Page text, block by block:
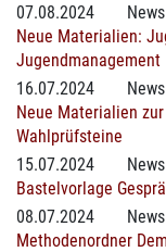
07.08.2024
News
Neue Materialien:
Jugendmanagement
16.07.2024
News
Neue Materialien
Wahlprüfsteine
15.07.2024
News
Bastelvorlage
08.07.2024
News
Methodenordner